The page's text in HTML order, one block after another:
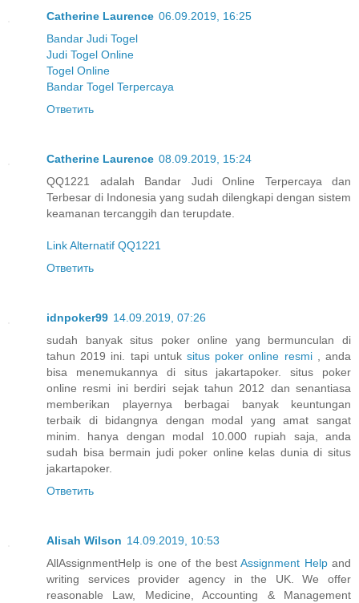
Catherine Laurence 06.09.2019, 16:25
Bandar Judi Togel
Judi Togel Online
Togel Online
Bandar Togel Terpercaya
Ответить
Catherine Laurence 08.09.2019, 15:24
QQ1221 adalah Bandar Judi Online Terpercaya dan
Terbesar di Indonesia yang sudah dilengkapi dengan sistem
keamanan tercanggih dan terupdate.
Link Alternatif QQ1221
Ответить
idnpoker99 14.09.2019, 07:26
sudah banyak situs poker online yang bermunculan di
tahun 2019 ini. tapi untuk situs poker online resmi, anda
bisa menemukannya di situs jakartapoker. situs poker
online resmi ini berdiri sejak tahun 2012 dan senantiasa
memberikan playernya berbagai banyak keuntungan
terbaik di bidangnya dengan modal yang amat sangat
minim. hanya dengan modal 10.000 rupiah saja, anda
sudah bisa bermain judi poker online kelas dunia di situs
jakartapoker.
Ответить
Alisah Wilson 14.09.2019, 10:53
AllAssignmentHelp is one of the bestAssignment Helpand
writing services provider agency in the UK. We offer
reasonable Law, Medicine, Accounting & Management